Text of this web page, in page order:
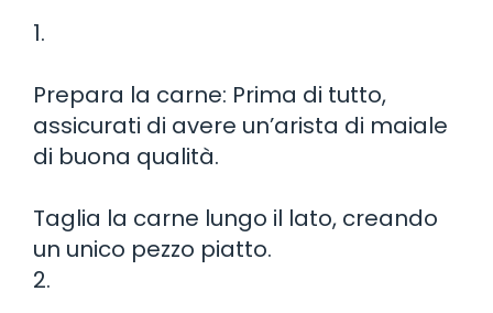
1.
Prepara la carne: Prima di tutto,
assicurati di avere un’arista di maiale
di buona qualità.
Taglia la carne lungo il lato, creando
un unico pezzo piatto.
2.